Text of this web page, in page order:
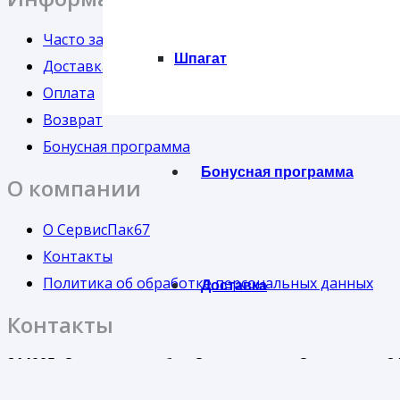
Шпагат
Бонусная программа
Доставка
Часто задаваемые вопросы
Доставка
Оплата
Возврат
Бонусная программа
О компании
О СервисПак67
Контакты
Политика об обработке персональных данных
Контакты
214005, Смоленская обл., Смоленск, ул. Свердлова,